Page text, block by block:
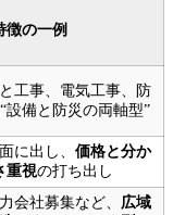
徴の一例
工事、電気工事、防
設備と防災の両軸型”
に出し、 価格と分か
重視の打ち出し
会社募集など、 広域